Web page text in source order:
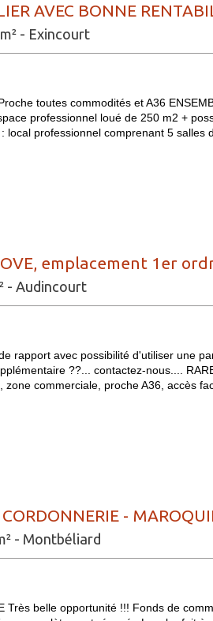
AVEC BONNE
- Exincourt
toutes commodités et A36
professionnel loué de 250 m2 +
local professionnel comprenant 5 salles
emplacement 1er
- Audincourt
rapport avec possibilité d'utiliser une
??... contactez-nous....
commerciale, proche A36, accès
-
- Montbéliard
Très belle opportunité !!! Fonds de